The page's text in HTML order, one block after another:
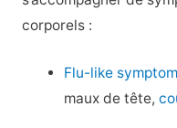
corporels :
Flu-like
maux de tête,